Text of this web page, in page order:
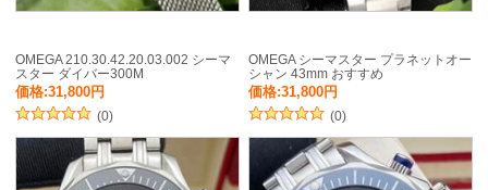
OMEGA 210.30.42.20.03.002 シーマ
スター ダイバー300M
価格:31,800円
(0)
OMEGA シーマスター プラネットオー
シャン 43mm おすすめ
価格:31,800円
(0)